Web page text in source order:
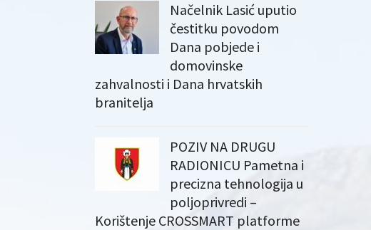
Načelnik Lasić uputio
čestitku povodom
Dana pobjede i
domovinske
zahvalnosti i Dana hrvatskih
branitelja
POZIV NA DRUGU
RADIONICU Pametna i
precizna tehnologija u
poljoprivredi –
Korištenje CROSSMART platforme